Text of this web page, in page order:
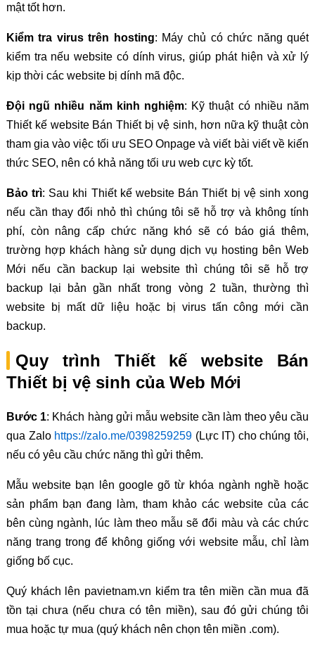
mật tốt hơn.
Kiểm tra virus trên hosting: Máy chủ có chức năng quét
kiểm tra nếu website có dính virus, giúp phát hiện và xử lý
kịp thời các website bị dính mã độc.
Đội ngũ nhiều năm kinh nghiệm: Kỹ thuật có nhiều năm
Thiết kế website Bán Thiết bị vệ sinh, hơn nữa kỹ thuật còn
tham gia vào việc tối ưu SEO Onpage và viết bài viết về kiến
thức SEO, nên có khả năng tối ưu web cực kỳ tốt.
Bảo trì: Sau khi Thiết kế website Bán Thiết bị vệ sinh xong
nếu cần thay đổi nhỏ thì chúng tôi sẽ hỗ trợ và không tính
phí, còn nâng cấp chức năng khó sẽ có báo giá thêm,
trường hợp khách hàng sử dụng dịch vụ hosting bên Web
Mới nếu cần backup lại website thì chúng tôi sẽ hỗ trợ
backup lại bản gần nhất trong vòng 2 tuần, thường thì
website bị mất dữ liệu hoặc bị virus tấn công mới cần
backup.
Quy trình Thiết kế website Bán
Thiết bị vệ sinh của Web Mới
Bước 1: Khách hàng gửi mẫu website cần làm theo yêu cầu
qua Zalo https://zalo.me/0398259259 (Lực IT) cho chúng tôi,
nếu có yêu cầu chức năng thì gửi thêm.
Mẫu website bạn lên google gõ từ khóa ngành nghề hoặc
sản phẩm bạn đang làm, tham khảo các website của các
bên cùng ngành, lúc làm theo mẫu sẽ đổi màu và các chức
năng trang trong để không giống với website mẫu, chỉ làm
giống bố cục.
Quý khách lên pavietnam.vn kiểm tra tên miền cần mua đã
tồn tại chưa (nếu chưa có tên miền), sau đó gửi chúng tôi
mua hoặc tự mua (quý khách nên chọn tên miền .com).